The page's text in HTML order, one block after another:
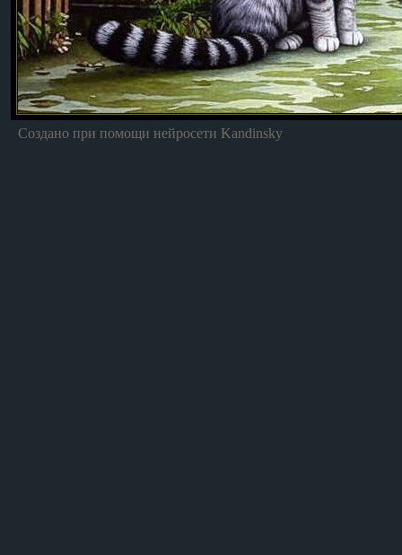
Создано при помощи нейросети Kandinsky